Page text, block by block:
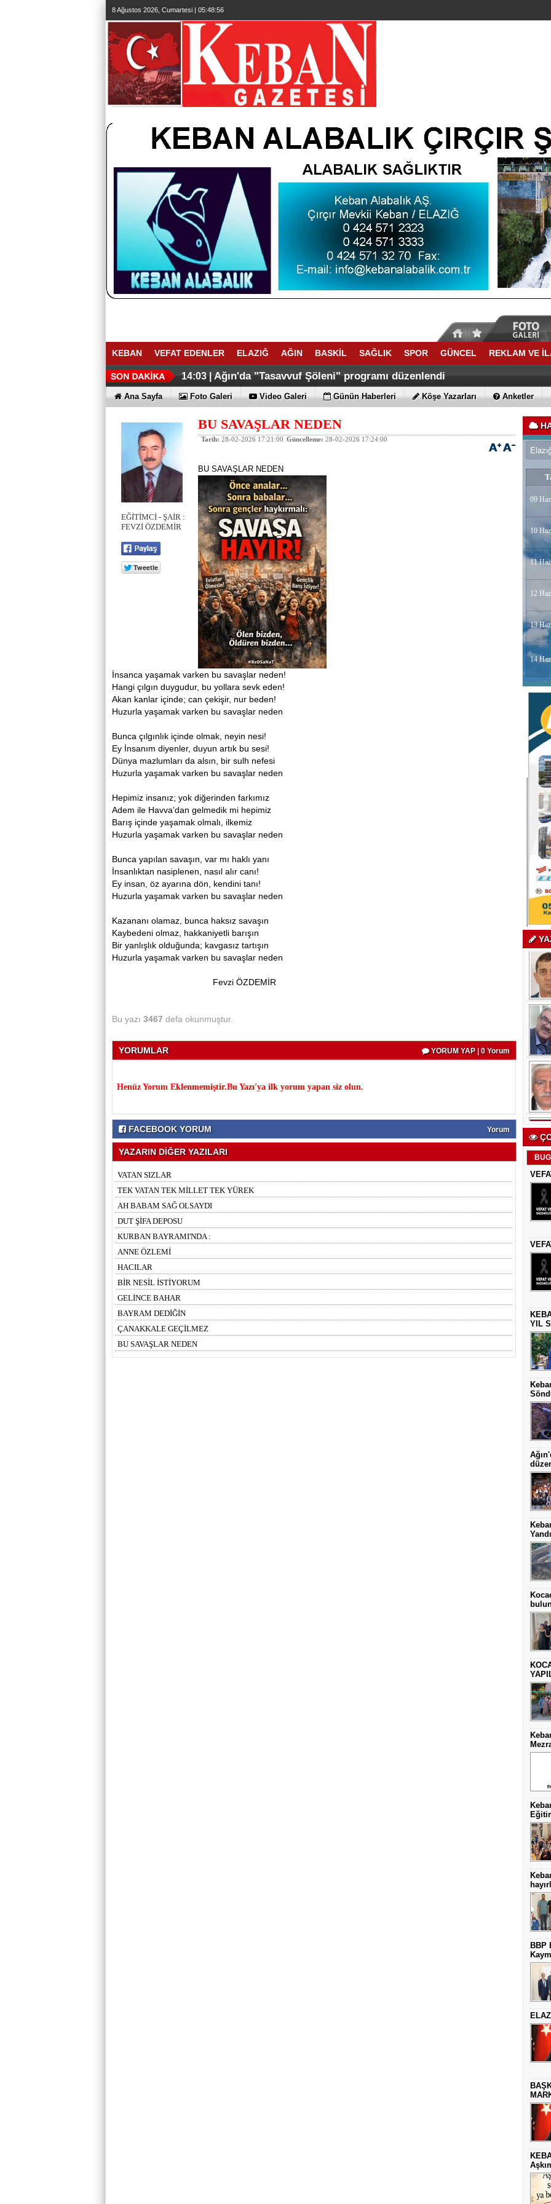
8 Ağustos 2026, Cumartesi | 05:48:57
KEBAN VEFAT EDENLER ELAZIĞ AĞIN BASKİL SAĞLIK SPOR GÜNCEL REKLAM VE
14:03 | Ağın'da "Tasavvuf Şöleni" programı düzenlendi
Ana Sayfa Foto Galeri Video Galeri Günün Haberleri Köşe Yazarları Anketler
EĞİTİMCİ - ŞAİR :
FEVZİ ÖZDEMİR
BU SAVAŞLAR NEDEN
Tarih: 28-02-2026 17:21:00 Güncelleme: 28-02-2026 17:24:00
BU SAVAŞLAR NEDEN
İnsanca yaşamak varken bu savaşlar neden!
Hangi çılgın duygudur, bu yollara sevk eden!
Akan kanlar içinde; can çekişir, nur beden!
Huzurla yaşamak varken bu savaşlar neden
Bunca çılgınlık içinde olmak, neyin nesi!
Ey İnsanım diyenler, duyun artık bu sesi!
Dünya mazlumları da alsın, bir sulh nefesi
Huzurla yaşamak varken bu savaşlar neden
Hepimiz insanız; yok diğerinden farkımız
Adem ile Havva’dan gelmedik mi hepimiz
Barış içinde yaşamak olmalı, ilkemiz
Huzurla yaşamak varken bu savaşlar neden
Bunca yapılan savaşın, var mı haklı yanı
İnsanlıktan nasiplenen, nasıl alır canı!
Ey insan, öz ayarına dön, kendini tanı!
Huzurla yaşamak varken bu savaşlar neden
Kazananı olamaz, bunca haksız savaşın
Kaybedeni olmaz, hakkaniyetli barışın
Bir yanlışlık olduğunda; kavgasız tartışın
Huzurla yaşamak varken bu savaşlar neden
Fevzi ÖZDEMİR
Bu yazı 3467 defa okunmuştur.
YORUMLAR YORUM YAP | 0 Yorum
Henüz Yorum Eklenmemiştir.Bu Yazı'ya ilk yorum yapan siz olun.
FACEBOOK YORUM Yorum
YAZARIN DİĞER YAZILARI
VATAN SIZLAR
TEK VATAN TEK MİLLET TEK YÜREK
AH BABAM SAĞ OLSAYDI
DUT ŞİFA DEPOSU
KURBAN BAYRAMI'NDA :
ANNE ÖZLEMİ
HACILAR
BİR NESİL İSTİYORUM
GELİNCE BAHAR
BAYRAM DEDİĞİN
ÇANAKKALE GEÇİLMEZ
BU SAVAŞLAR NEDEN
09
10
11
12
13
14
YIL
Yandı
BBP